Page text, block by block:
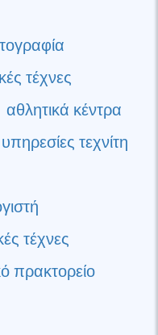
τέχνες
αθλητικά κέντρα
υπηρεσίες τεχνίτη
τέχνες
πρακτορείο